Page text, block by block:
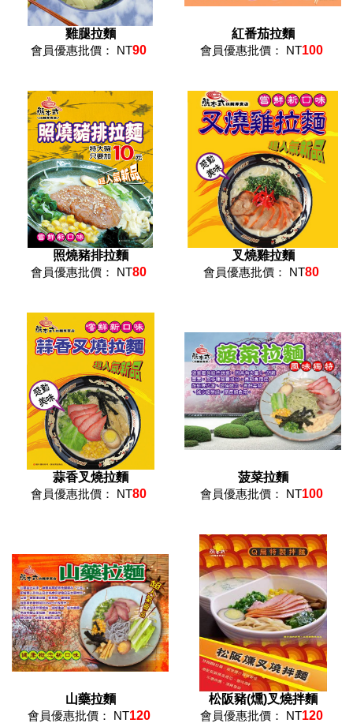
雞腿拉麵
會員優惠批價： NT90
紅番茄拉麵
會員優惠批價： NT100
照燒豬排拉麵
會員優惠批價： NT80
叉燒雞拉麵
會員優惠批價： NT80
蒜香叉燒拉麵
會員優惠批價： NT80
菠菜拉麵
會員優惠批價： NT100
山藥拉麵
會員優惠批價： NT120
松阪豬(燻)叉燒拌麵
會員優惠批價： NT120